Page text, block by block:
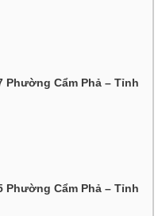
Phường Cẩm Phả – Tỉnh
Phường Cẩm Phả – Tỉnh